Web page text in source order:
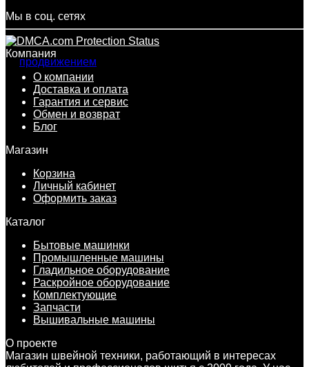
Мы в соц. сетях
Компания
О компании
Доставка и оплата
Гарантия и сервис
Обмен и возврат
Блог
Магазин
Корзина
Личный кабинет
Оформить заказ
Каталог
Бытовые машинки
Промышленные машины
Гладильное оборудование
Раскройное оборудование
Комплектующие
Запчасти
Вышивальные машины
О проекте
Магазин швейной техники, работающий в интересах